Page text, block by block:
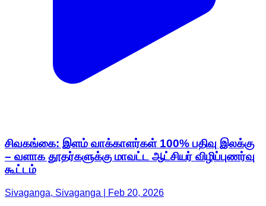
சிவகங்கை: இளம் வாக்காளர்கள் 100% பதிவு இலக்கு
– வளாக தூதர்களுக்கு மாவட்ட ஆட்சியர் விழிப்புணர்வு
கூட்டம்
Sivaganga, Sivaganga | Feb 20, 2026